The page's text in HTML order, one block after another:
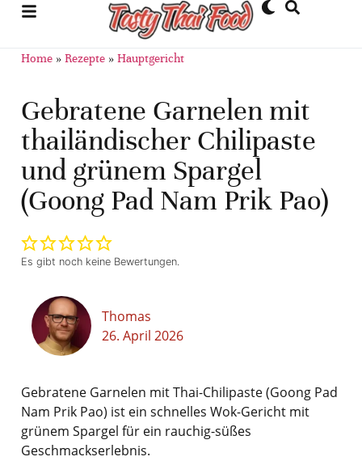
Home» Rezepte» Hauptgericht
Gebratene Garnelen mit
thailändischer Chilipaste
und grünem Spargel
(Goong Pad Nam Prik Pao)
Es gibt noch keine Bewertungen.
Thomas
26. April 2026
Gebratene Garnelen mit Thai-Chilipaste (Goong Pad
Nam Prik Pao) ist ein schnelles Wok-Gericht mit
grünem Spargel für ein rauchig-süßes
Geschmackserlebnis.